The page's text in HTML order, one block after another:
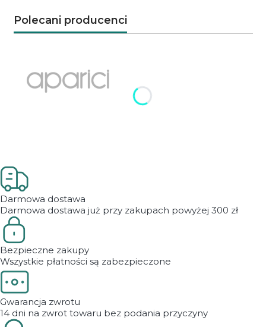
Polecani producenci
Naciśnij Enter lub spację, aby otworzyć stronę.
Naciśnij Enter lub spację, aby otworzyć stronę.
Darmowa dostawa
Darmowa dostawa już przy zakupach powyżej 300 zł
Bezpieczne zakupy
Wszystkie płatności są zabezpieczone
Gwarancja zwrotu
14 dni na zwrot towaru bez podania przyczyny